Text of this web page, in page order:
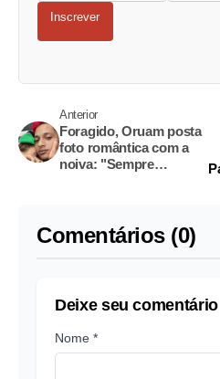
Inscrever
Anterior
Foragido, Oruam posta
foto romântica com a
noiva: "Sempre
Comentários (0)
Deixe seu comentário
Nome *